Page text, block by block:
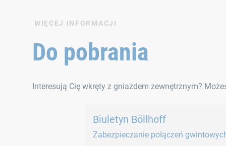
Śruby z łbem sześciokątnym są przeznaczone do
Normy
DIN 6921 – odpowiednik EN 1665
DIN 933 – odpowiednik ISO 4017
DIN 960 – odpowiednik ISO 8765
WIĘCEJ INFORMACJI
Do pobrania
Interesują Cię wkręty z gniazdem zewnętrznym?
Biuletyn Böllhoff
Zabezpieczanie połączeń